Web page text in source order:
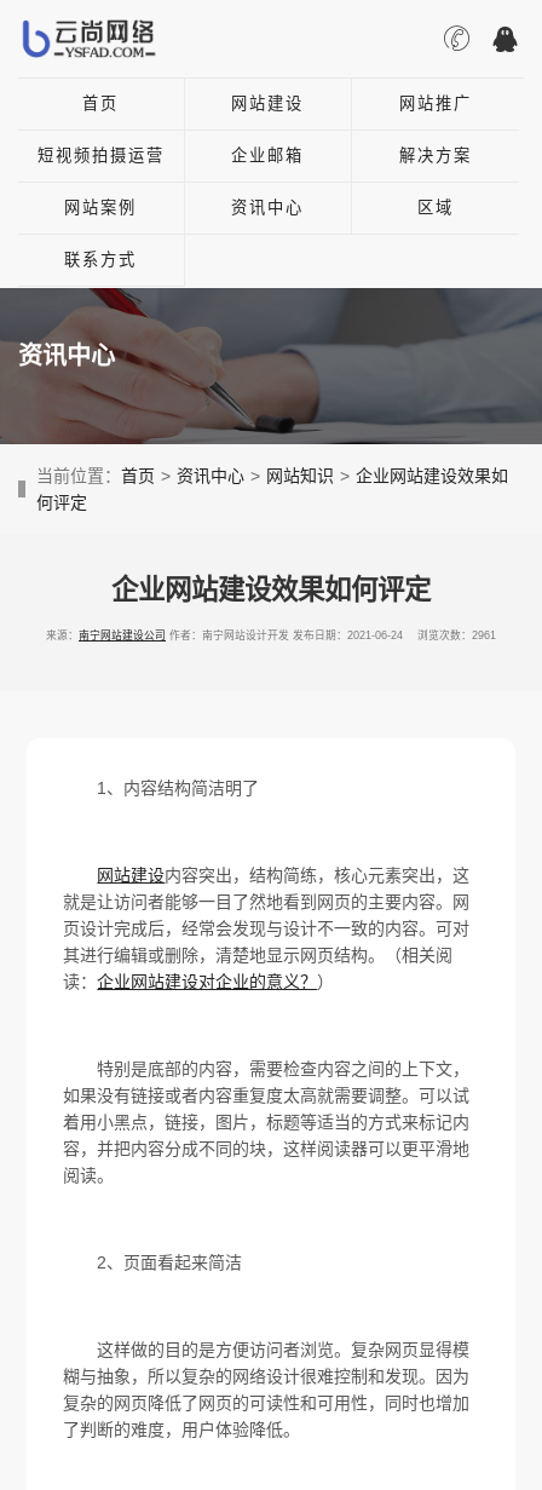
首页 网站建设 网站推广
短视频拍摄运营 企业邮箱 解决方案
网站案例 资讯中心 区域
联系方式
资讯中心
当前位置： 首页 > 资讯中心 > 网站知识 > 企业网站建设效果如
何评定
企业网站建设效果如何评定
来源： 南宁网站建设公司 作者：南宁网站设计开发 发布日期：2021-06-24 浏览次数：2961
1、内容结构简洁明了
网站建设内容突出，结构简练，核心元素突出，这
就是让访问者能够一目了然地看到网页的主要内容。网
页设计完成后，经常会发现与设计不一致的内容。可对
其进行编辑或删除，清楚地显示网页结构。（相关阅
读：企业网站建设对企业的意义？ ）
特别是底部的内容，需要检查内容之间的上下文，
如果没有链接或者内容重复度太高就需要调整。可以试
着用小黑点，链接，图片，标题等适当的方式来标记内
容，并把内容分成不同的块，这样阅读器可以更平滑地
阅读。
2、页面看起来简洁
这样做的目的是方便访问者浏览。复杂网页显得模
糊与抽象，所以复杂的网络设计很难控制和发现。因为
复杂的网页降低了网页的可读性和可用性，同时也增加
了判断的难度，用户体验降低。